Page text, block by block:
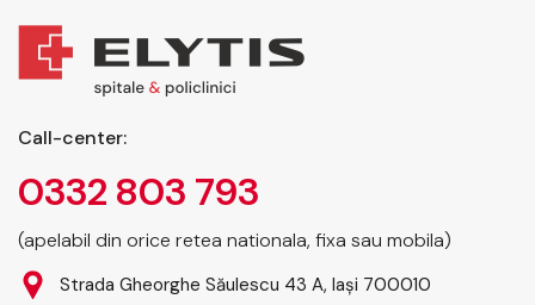
Call-center:
0332 803 793
(apelabil din orice retea nationala, fixa sau mobila)
Strada Gheorghe Săulescu 43 A, Iași 700010